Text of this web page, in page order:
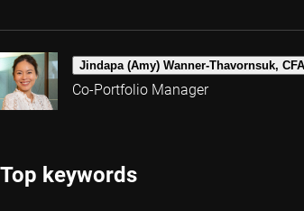
Jindapa (Amy) Wanner-Thavornsuk,
Co-Portfolio Manager
Top keywords